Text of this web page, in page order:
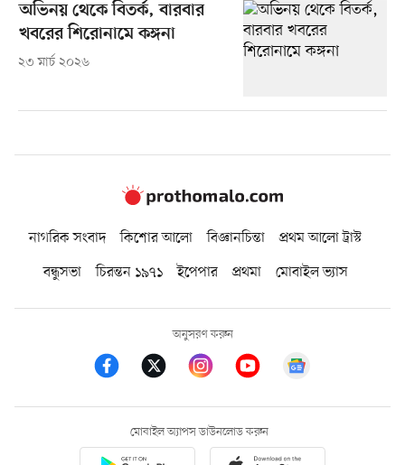
অভিনয় থেকে বিতর্ক, বারবার
খবরের শিরোনামে কঙ্গনা
২৩ মার্চ ২০২৬
নাগরিক সংবাদ কিশোর আলো বিজ্ঞানচিন্তা
প্রথম আলো ট্রাস্ট
বন্ধুসভা
চিরন্তন ১৯৭১ ইপেপার প্রথমা মোবাইল ভ্যাস
অনুসরণ করুন
মোবাইল অ্যাপস ডাউনলোড করুন